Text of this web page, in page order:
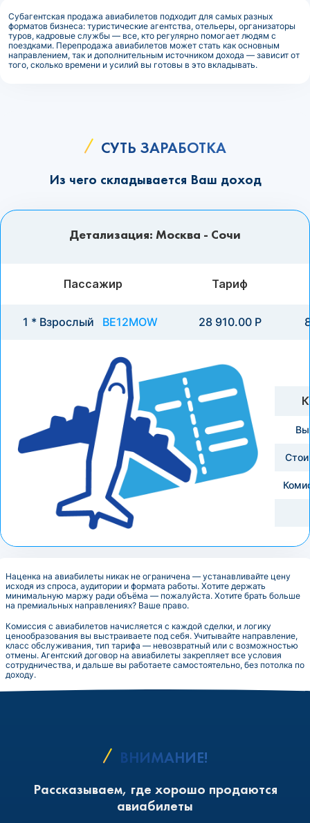
Субагентская продажа авиабилетов подходит для самых разных
форматов бизнеса: туристические агентства, отельеры, организаторы
туров, кадровые службы — все, кто регулярно помогает людям с
поездками. Перепродажа авиабилетов может стать как основным
направлением, так и дополнительным источником дохода — зависит от
того, сколько времени и усилий вы готовы в это вкладывать.
СУТЬ ЗАРАБОТКА
Из чего складывается Ваш доход
Детализация: Москва - Сочи
Пассажир Тариф
1 * Взрослый BE12MOW 28 910.00 Р
Наценка на авиабилеты никак не ограничена — устанавливайте цену
исходя из спроса, аудитории и формата работы. Хотите держать
минимальную маржу ради объёма — пожалуйста. Хотите брать больше
на премиальных направлениях? Ваше право.
Комиссия с авиабилетов начисляется с каждой сделки, и логику
ценообразования вы выстраиваете под себя. Учитывайте направление,
класс обслуживания, тип тарифа — невозвратный или с возможностью
отмены. Агентский договор на авиабилеты закрепляет все условия
сотрудничества, и дальше вы работаете самостоятельно, без потолка по
доходу.
ВНИМАНИЕ!
Рассказываем, где хорошо продаются
авиабилеты